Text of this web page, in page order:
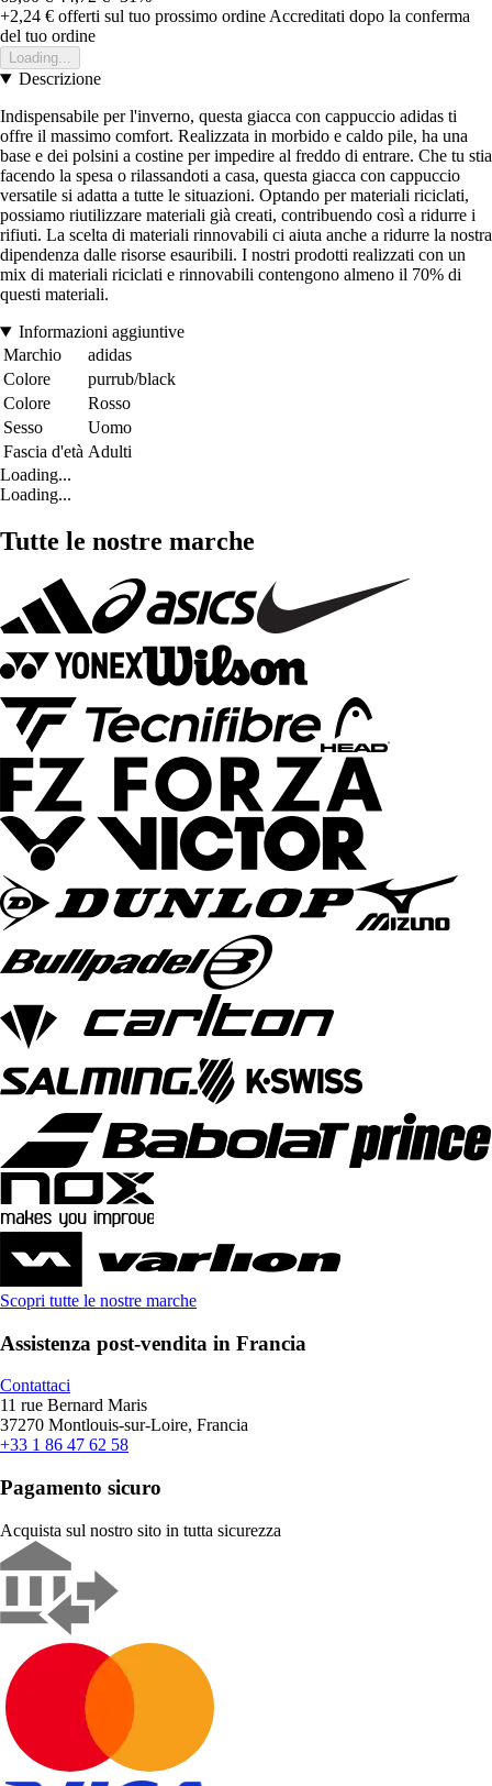
+2,24 € offerti sul tuo prossimo ordine Accreditati dopo la conferma
del tuo ordine
Loading...
Descrizione
Indispensabile per l'inverno, questa giacca con cappuccio adidas ti
offre il massimo comfort. Realizzata in morbido e caldo pile, ha una
base e dei polsini a costine per impedire al freddo di entrare. Che tu stia
facendo la spesa o rilassandoti a casa, questa giacca con cappuccio
versatile si adatta a tutte le situazioni. Optando per materiali riciclati,
possiamo riutilizzare materiali già creati, contribuendo così a ridurre i
rifiuti. La scelta di materiali rinnovabili ci aiuta anche a ridurre la nostra
dipendenza dalle risorse esauribili. I nostri prodotti realizzati con un
mix di materiali riciclati e rinnovabili contengono almeno il 70% di
questi materiali.
Informazioni aggiuntive
Marchio
adidas
Colore
purrub/black
Colore
Rosso
Sesso
Uomo
Fascia d'età Adulti
Loading...
Loading...
Tutte le nostre marche
Scopri tutte le nostre marche
Assistenza post-vendita in Francia
Contattaci
11 rue Bernard Maris
37270 Montlouis-sur-Loire, Francia
+33 1 86 47 62 58
Pagamento sicuro
Acquista sul nostro sito in tutta sicurezza